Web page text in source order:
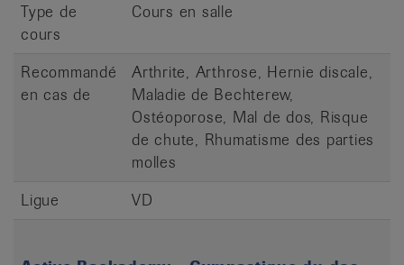
Type de
cours
Cours en salle
Recommandé
en cas de
Arthrite, Arthrose, Hernie discale,
Maladie de Bechterew,
Ostéoporose, Mal de dos, Risque
de chute, Rhumatisme des parties
molles
Ligue
VD